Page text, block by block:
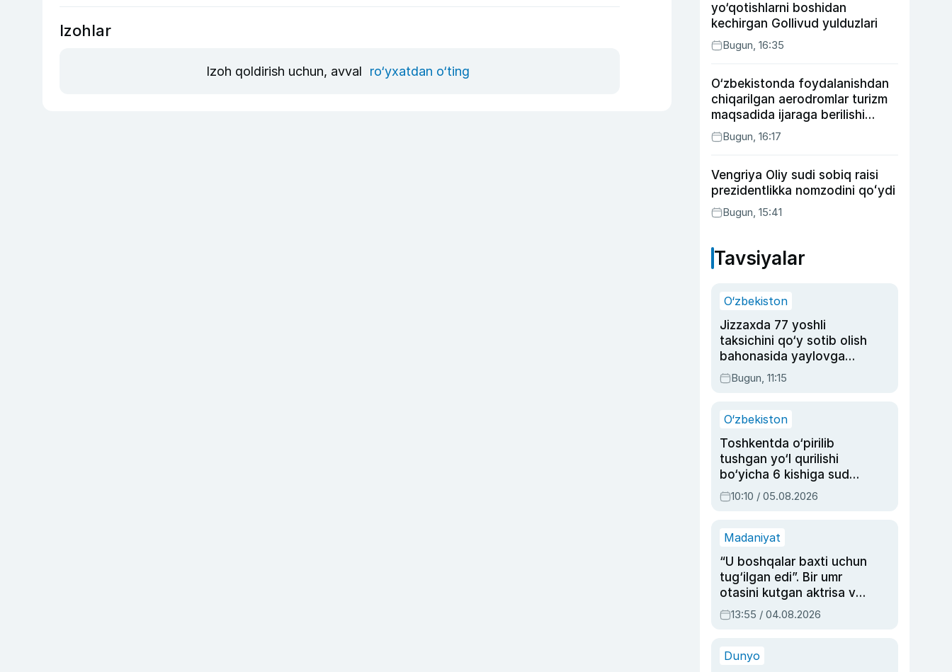
Izohlar
Izoh qoldirish uchun, avval ro‘yxatdan o‘ting
yo‘qotishlarni boshidan
kechirgan Gollivud yulduzlari
Bugun, 16:35
O‘zbekistonda foydalanishdan
chiqarilgan aerodromlar turizm
maqsadida ijaraga berilishi
mumkin
Bugun, 16:17
Vengriya Oliy sudi sobiq raisi
prezidentlikka nomzodini qoʻydi
Bugun, 15:41
Tavsiyalar
O‘zbekiston
Jizzaxda 77 yoshli
taksichini qo‘y sotib olish
bahonasida yaylovga
olib borib o‘ldirgan yigit
20 yilga qamaldi
Bugun, 11:15
O‘zbekiston
Toshkentda o‘pirilib
tushgan yo‘l qurilishi
bo‘yicha 6 kishiga sud
hukmi o‘qildi
10:10 / 05.08.2026
Madaniyat
“U boshqalar baxti uchun
tug‘ilgan edi”. Bir umr
otasini kutgan aktrisa va
dublyaj ustasi Rimma
Ahmedovaning
13:55 / 04.08.2026
Dunyo